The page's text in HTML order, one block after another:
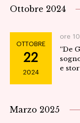
Ottobre 2024
OTTOBRE
22
2024
ore
“De
e
Marzo 2025